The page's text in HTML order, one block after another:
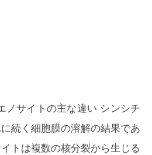
ノサイトの主な違い シンシチ
続く細胞膜の溶解の結果であ
トは複数の核分裂から生じる